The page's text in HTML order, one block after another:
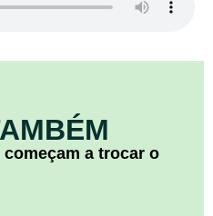
a trocar o